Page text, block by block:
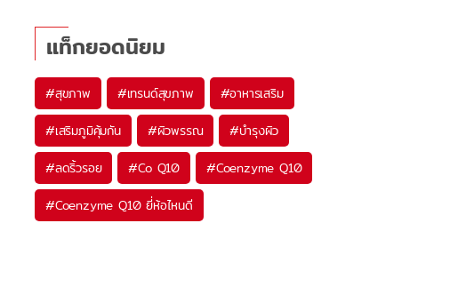
แท็กยอดนิยม
#สุขภาพ #เทรนด์สุขภาพ #อาหารเสริม
#เสริมภูมิคุ้มกัน #ผิวพรรณ #บำรุงผิว
#ลดริ้วรอย #Co Q10 #Coenzyme Q10
#Coenzyme Q10 ยี่ห้อไหนดี